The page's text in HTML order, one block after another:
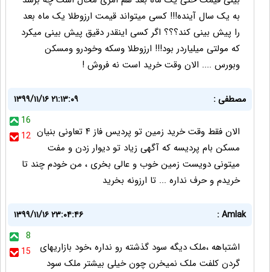
به یک سال آینده!!! کسی میتواند قیمت ارزوطلا یک ماه بعد
را پیش بینی کند؟؟؟ اگر کسی اینقدر دقیق پیش بینی میکرد
که مولتی میلیاردر بود!!! ارزوطلا وسکه وخودرو ومسکن
وبورس .... الان وقت خرید است نه فروش !
مصطفی :
۱۳۹۹/۱۱/۱۶ ۲۱:۱۳:۰۹
16
12 الان فقط وقت خرید زمین تو پردیس فاز ۴ تعاونی بنیان
مسکن بام پردیسه که آگهی زیاد تو دیوار زدن و مفت
میتونی دویست زمین خوب و عالی بخری ، من خودم چند تا
خریدم و حرف نداره ... تا ارزونه بخرید
Amlak :
۱۳۹۹/۱۱/۱۶ ۲۳:۰۴:۴۶
8
15
اشتباهه ،ملک دیگه سود گذشته رو نداره ،خود بازاریهای
گردن کلفت ملک نمیخرن چون خیلی بیشتر ملک سود